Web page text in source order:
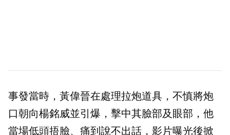
事發當時，黃偉晉在處理拉炮道具，不慎將炮
口朝向楊銘威並引爆，擊中其臉部及眼部，他
當場低頭捂臉、痛到說不出話，影片曝光後掀